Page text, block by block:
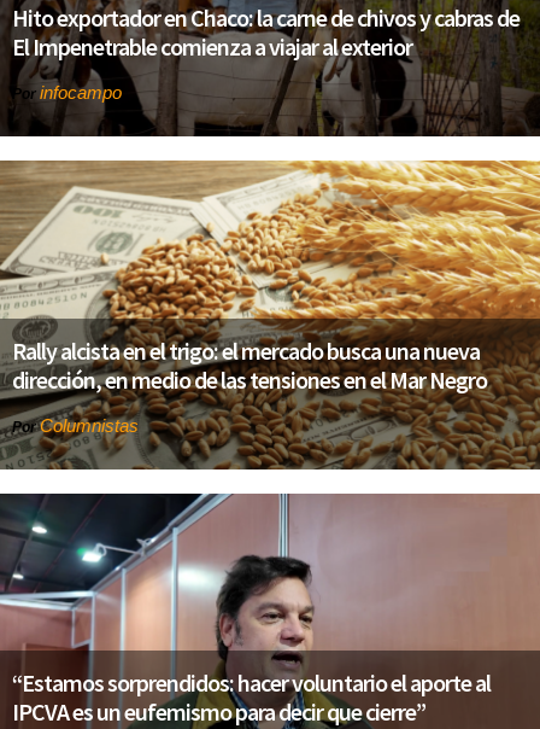
Hito exportador en Chaco: la carne de chivos y cabras de
El Impenetrable comienza a viajar al exterior
Por infocampo
Rally alcista en el trigo: el mercado busca una nueva
dirección, en medio de las tensiones en el Mar Negro
PorColumnistas
“Estamos sorprendidos: hacer voluntario el aporte al
IPCVA es un eufemismo para decir que cierre”